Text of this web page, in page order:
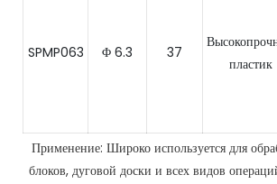
SPMP063 Φ 6.3 37
пластик
Применение: Широко используется для
блоков, дуговой доски и всех видов